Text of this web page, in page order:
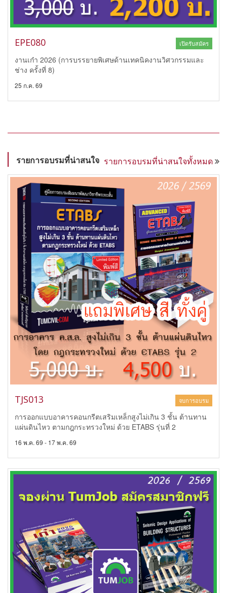
EPE080 เปิดรับสมัคร
งานเก๋า 2026 (การบรรยายพิเศษด้านเทคนิคงานวิศวกรรมและ
ช่าง ครั้งที่ 8)
25 ก.ค. 69
รายการอบรมที่น่าสนใจทั้งหมด
รายการอบรมที่น่าสนใจ
TJS013 จบการอบรม
การออกแบบอาคารคอนกรีตเสริมเหล็กสูงไม่เกิน 3 ชั้น ต้านทาน
แผ่นดินไหว ตามกฎกระทรวงใหม่ ด้วย ETABS รุ่นที่ 2
16 พ.ค. 69 - 17 พ.ค. 69